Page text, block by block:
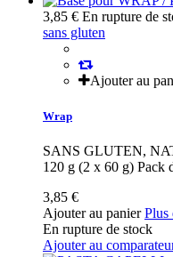
3,85 € En rupture de
sans gluten
Ajouter au
Wrap
SANS GLUTEN,
120 g (2 x 60 g) Pack
3,85 €
Ajouter au panierPlus
En rupture de stock
Ajouter au